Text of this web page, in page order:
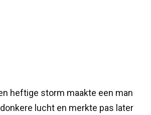
heftige storm maakte een man
lucht en merkte pas later